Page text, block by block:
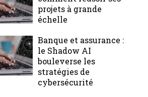
projets à grande
échelle
Banque et assurance :
le Shadow AI
bouleverse les
stratégies de
cybersécurité